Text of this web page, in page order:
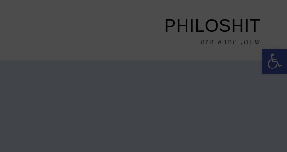
פתח סרגל נגישות
PHILOSHIT
שווה, החרא הזה